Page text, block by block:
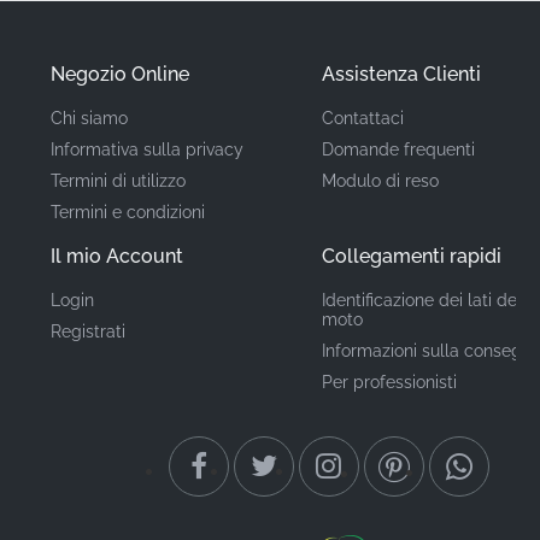
86644KTYH50ZA
Produttore
Posizione di
Carenatura centrale
Tipo Striscia
Sostituire grafiche vecchie o usurate con nuovi adesivi
OEM è il modo più rapido ed economico per
trasformare drasticamente l'aspetto della tua moto.
Negozio Online
Chi siamo
Informativa sulla privacy
Termini di utilizzo
Termini e condizioni
Il mio Account
Login
Registrati
Assistenza Clienti
Contattaci
Domande frequenti
Modulo di reso
Collegamenti rapidi
Identificazione dei lati della
moto
Informazioni sulla
Per professionisti